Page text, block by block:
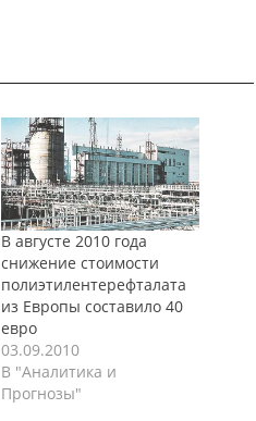
В августе 2010 года
снижение стоимости
полиэтилентерефталата
из Европы составило 40
евро
03.09.2010
В "Аналитика и
Прогнозы"